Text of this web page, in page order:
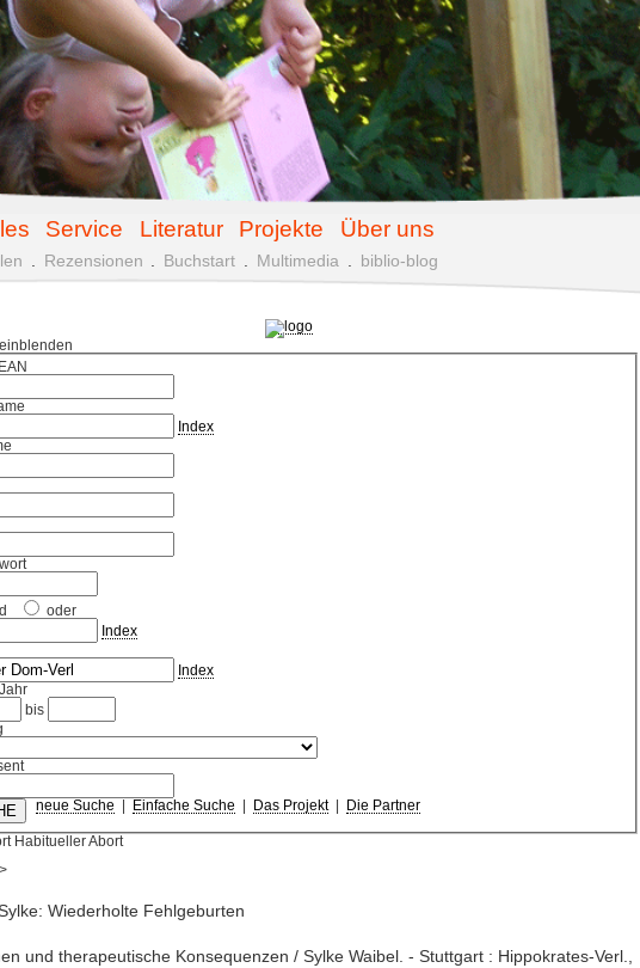
Service Literatur Projekte Über uns
Rezensionen Buchstart Multimedia biblio-blog
Index
oder
Index
Index
bis
neue Suche Einfache Suche Das Projekt| Die Partner
Habitueller Abort
>
Wiederholte Fehlgeburten
und therapeutische Konsequenzen / Sylke Waibel. - Stuttgart : Hippokrates-Verl.,